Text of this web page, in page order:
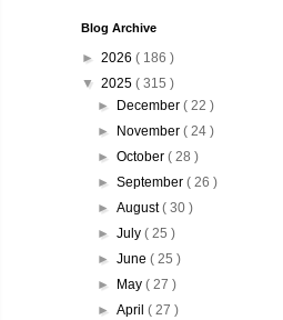
Blog Archive
► 2026 ( 186 )
▼ 2025 ( 315 )
►
December ( 22 )
►
November ( 24 )
► October ( 28 )
► September ( 26 )
► August( 30 )
► July ( 25 )
► June ( 25 )
►
May ( 27 )
► April ( 27 )